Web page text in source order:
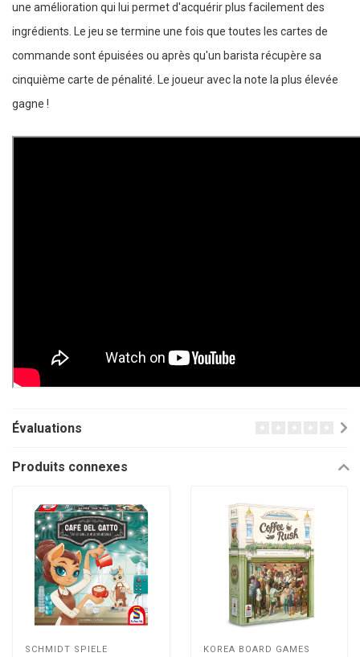
une amélioration qui lui permet d'acquérir plus facilement des
ingrédients. Le jeu se termine une fois que toutes les cartes de
commande sont épuisées ou après qu'un barista récupère sa
cinquième carte de pénalité. Le joueur avec la note la plus élevée
gagne !
Évaluations
Produits connexes
SCHMIDT SPIELE KOREA BOARD GAMES